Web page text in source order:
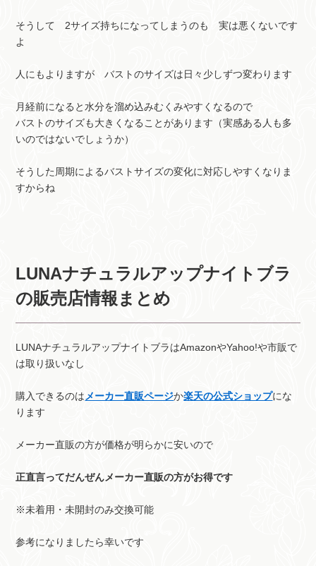
そうして 2サイズ持ちになってしまうのも 実は悪くないです
よ
人にもよりますが バストのサイズは日々少しずつ変わります
月経前になると水分を溜め込みむくみやすくなるので
バストのサイズも大きくなることがあります（実感ある人も多
いのではないでしょうか）
そうした周期によるバストサイズの変化に対応しやすくなりま
すからね
LUNAナチュラルアップナイトブラ
の販売店情報まとめ
LUNAナチュラルアップナイトブラはAmazonやYahoo!や市販で
は取り扱いなし
購入できるのはメーカー直販ページか楽天の公式ショップにな
ります
メーカー直販の方が価格が明らかに安いので
正直言ってだんぜんメーカー直販の方がお得です
※未着用・未開封のみ交換可能
参考になりましたら幸いです